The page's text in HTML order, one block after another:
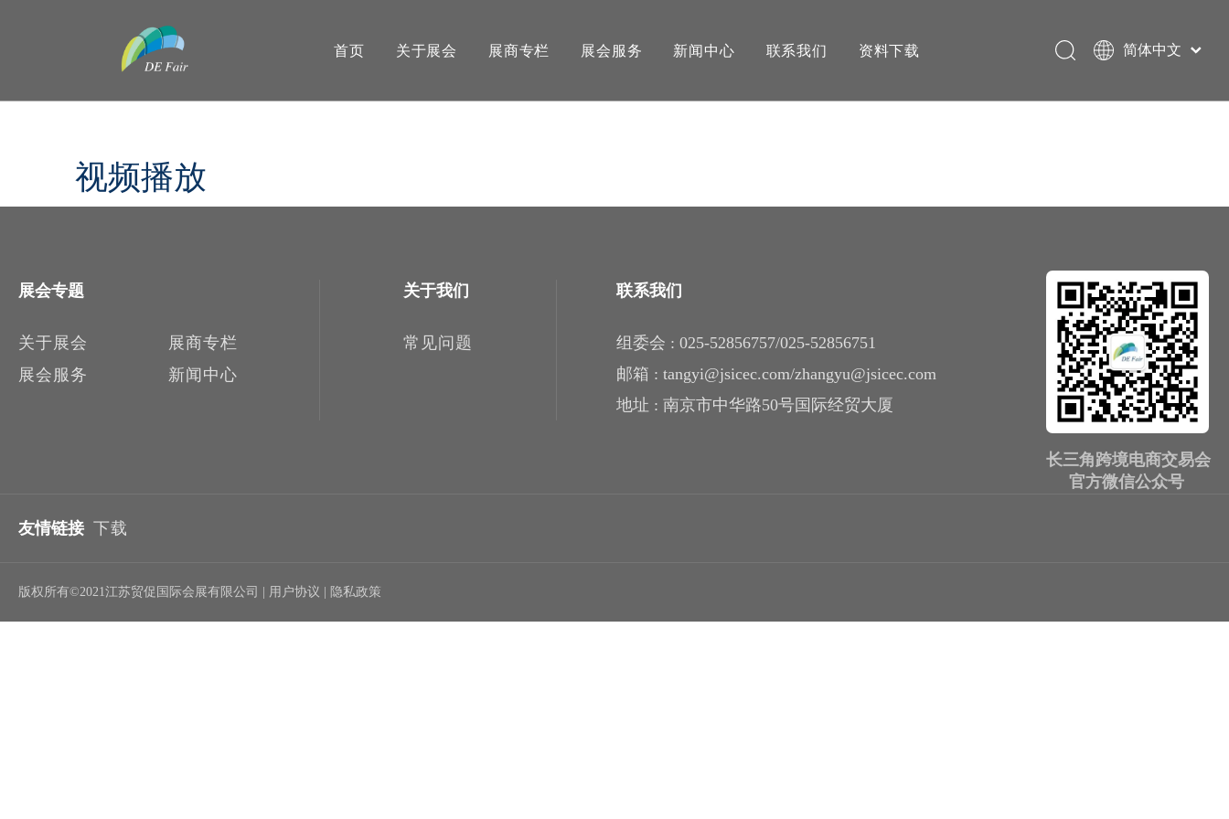
首页 关于展会 展商专栏 展会服务 新闻中心 联系我们 资料下载
简体中文
视频播放
展会专题
关于展会
展商专栏
展会服务
新闻中心
关于我们
常见问题
联系我们
组委会 : 025-52856757/025-52856751
邮箱 : tangyi@jsicec.com​​​​​​​/zhangyu@jsicec.com
地址 : 南京市中华路50号国际经贸大厦
友情链接 下载
长三角跨境电商交易会
官方微信公众号
版权所有©2021江苏贸促国际会展有限公司 | 用户协议 | 隐私政策